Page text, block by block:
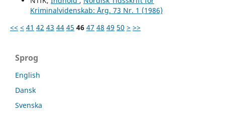
Kriminalvidenskab: Årg. 73 Nr. 1 (1986)
<< < 41 42 43 44 45 46 47 48 49 50 > >>
Sprog
English
Dansk
Svenska